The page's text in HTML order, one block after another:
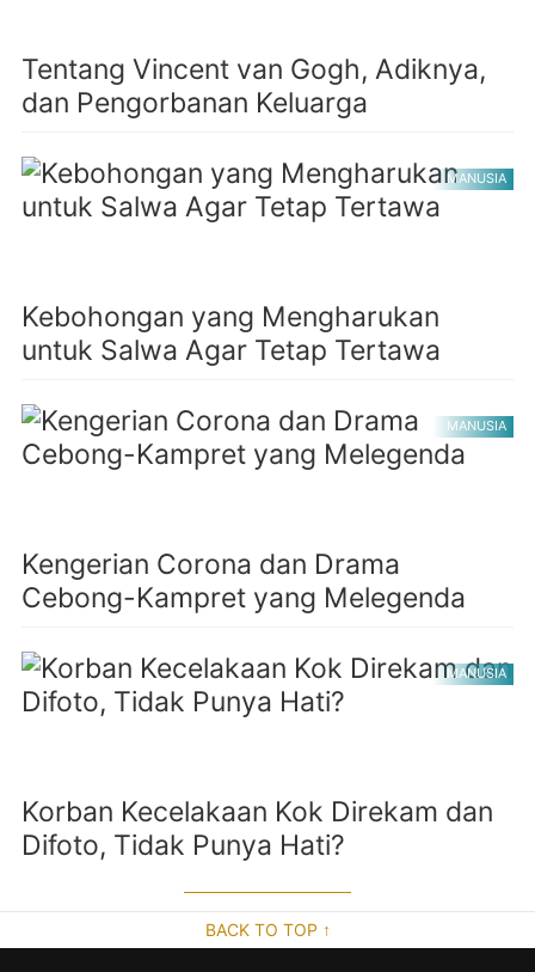
Tentang Vincent van Gogh, Adiknya,
dan Pengorbanan Keluarga
MANUSIA
Kebohongan yang Mengharukan
untuk Salwa Agar Tetap Tertawa
MANUSIA
Kengerian Corona dan Drama
Cebong-Kampret yang Melegenda
MANUSIA
Korban Kecelakaan Kok Direkam dan
Difoto, Tidak Punya Hati?
BACK TO TOP ↑